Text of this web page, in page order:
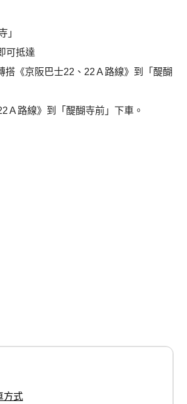
」
可抵達
搭《京阪巴士22、22Ａ路線》到「醍醐
Ａ路線》到「醍醐寺前」下車。
方式